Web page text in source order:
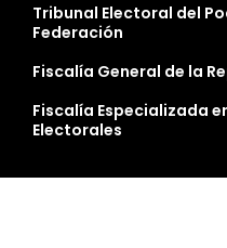
Tribunal Electoral del
Federación
Fiscalía General de la
Fiscalía Especializada
Electorales